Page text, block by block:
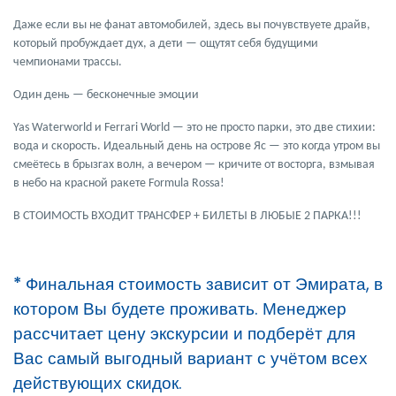
Даже если вы не фанат автомобилей, здесь вы почувствуете драйв,
который пробуждает дух, а дети — ощутят себя будущими
чемпионами трассы.
Один день — бесконечные эмоции
Yas Waterworld и Ferrari World — это не просто парки, это две стихии:
вода и скорость. Идеальный день на острове Яс — это когда утром вы
смеётесь в брызгах волн, а вечером — кричите от восторга, взмывая
в небо на красной ракете Formula Rossa!
В СТОИМОСТЬ ВХОДИТ ТРАНСФЕР + БИЛЕТЫ В ЛЮБЫЕ 2 ПАРКА!!!
* Финальная стоимость зависит от Эмирата, в
котором Вы будете проживать. Менеджер
рассчитает цену экскурсии и подберёт для
Вас самый выгодный вариант с учётом всех
действующих скидок.